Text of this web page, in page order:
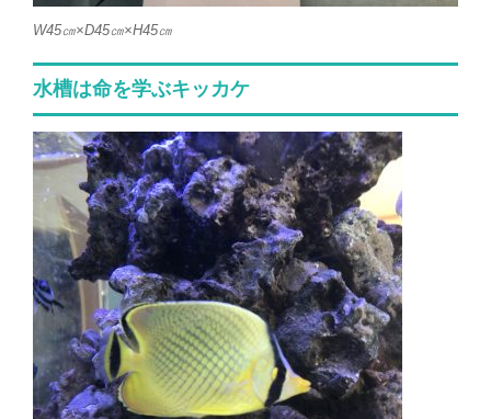
W45㎝×D45㎝×H45㎝
水槽は命を学ぶキッカケ